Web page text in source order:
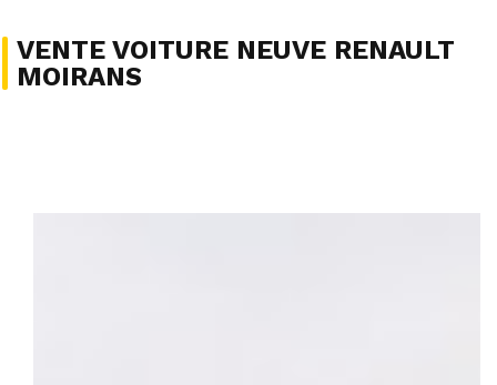
VENTE VOITURE NEUVE RENAULT
MOIRANS